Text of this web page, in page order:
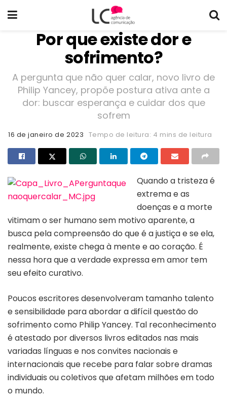
Por que existe dor e
sofrimento?
A pergunta que não quer calar, novo livro de
Philip Yancey, propõe postura ativa ante a
dor: buscar esperança e cuidar dos que
sofrem
16 de janeiro de 2023 Tempo de leitura: 4 mins de leitura
Quando a tristeza é
extrema e as
doenças e a morte
vitimam o ser humano sem motivo aparente, a
busca pela compreensão do que é a justiça e se ela,
realmente, existe chega à mente e ao coração. É
nessa hora que a verdade expressa em amor tem
seu efeito curativo.
Poucos escritores desenvolveram tamanho talento
e sensibilidade para abordar a difícil questão do
sofrimento como Philip Yancey. Tal reconhecimento
é atestado por diversos livros editados nas mais
variadas línguas e nos convites nacionais e
internacionais que recebe para falar sobre dramas
individuais ou coletivos que afetam milhões em todo
o mundo.